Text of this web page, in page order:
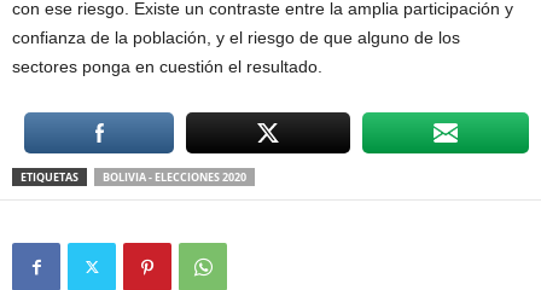
con ese riesgo. Existe un contraste entre la amplia participación y
confianza de la población, y el riesgo de que alguno de los
sectores ponga en cuestión el resultado.
ETIQUETAS BOLIVIA - ELECCIONES 2020